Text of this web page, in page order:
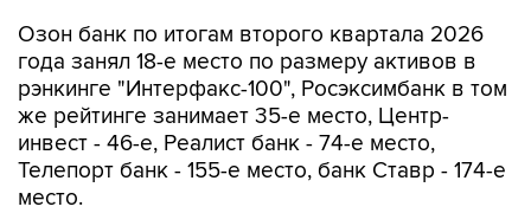
Озон банк по итогам второго квартала 2026
года занял 18-е место по размеру активов в
рэнкинге "Интерфакс-100", Росэксимбанк в том
же рейтинге занимает 35-е место, Центр-
инвест - 46-е, Реалист банк - 74-е место,
Телепорт банк - 155-е место, банк Ставр - 174-е
место.